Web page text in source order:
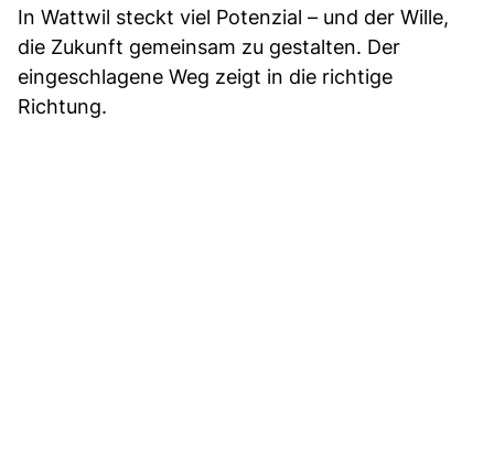
In Wattwil steckt viel Potenzial – und der Wille,
die Zukunft gemeinsam zu gestalten. Der
eingeschlagene Weg zeigt in die richtige
Richtung.